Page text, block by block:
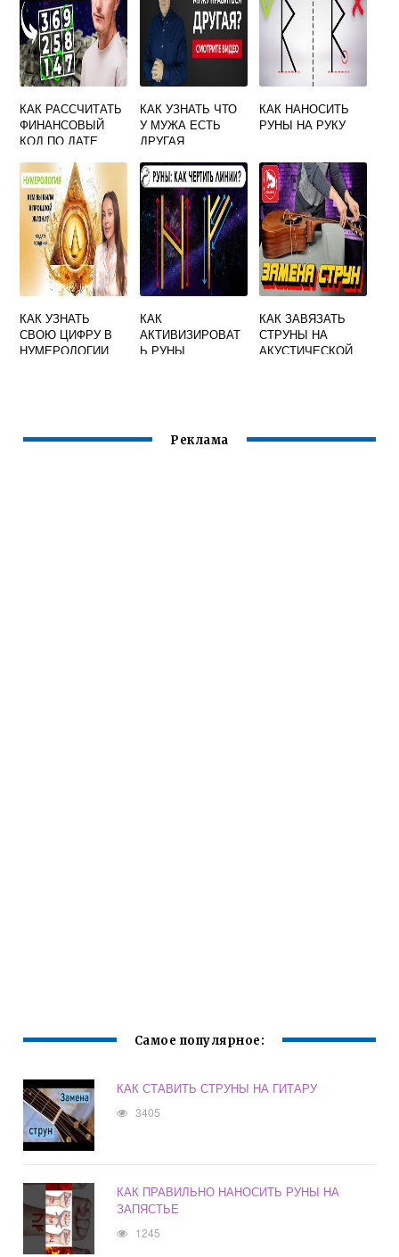
КАК РАССЧИТАТЬ
ФИНАНСОВЫЙ
КОД ПО ДАТЕ
НУМЕРОЛОГИИ
КАК УЗНАТЬ ЧТО
У МУЖА ЕСТЬ
ДРУГАЯ
НАРОДНЫЕ
ПРИМЕТЫ
КАК НАНОСИТЬ
РУНЫ НА РУКУ
КАК УЗНАТЬ
СВОЮ ЦИФРУ В
НУМЕРОЛОГИИ
КАК
АКТИВИЗИРОВАТ
Ь РУНЫ
КАК ЗАВЯЗАТЬ
СТРУНЫ НА
АКУСТИЧЕСКОЙ
Реклама
Самое популярное:
КАК СТАВИТЬ СТРУНЫ НА ГИТАРУ
3405
КАК ПРАВИЛЬНО НАНОСИТЬ РУНЫ НА
ЗАПЯСТЬЕ
1245